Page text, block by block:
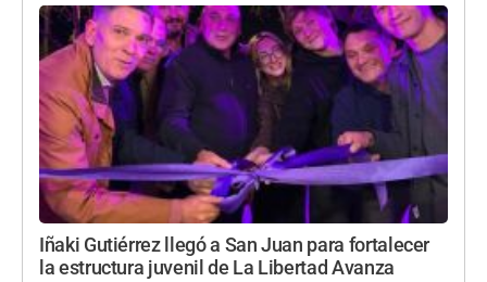
Iñaki Gutiérrez llegó a San Juan para fortalecer
la estructura juvenil de La Libertad Avanza